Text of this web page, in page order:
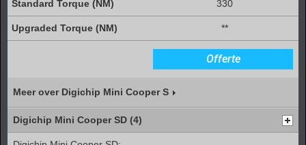
330
**
Offerte
Meer over Digichip Mini Cooper S
Digichip Mini Cooper SD (4)